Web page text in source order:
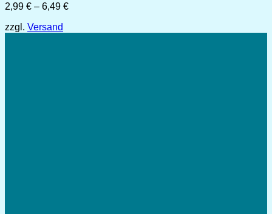
2,99 € – 6,49 €Preisspanne:
zzgl. Versand